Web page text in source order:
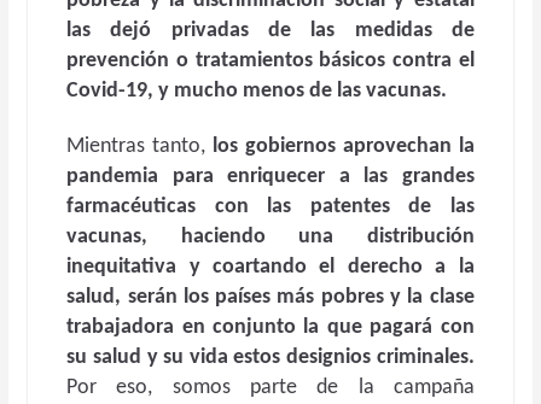
las dejó privadas de las medidas de
prevención o tratamientos básicos contra el
Covid-19, y mucho menos de las vacunas.
Mientras tanto, los gobiernos aprovechan la
pandemia para enriquecer a las grandes
farmacéuticas con las patentes de las
vacunas, haciendo una distribución
inequitativa y coartando el derecho a la
salud, serán los países más pobres y la clase
trabajadora en conjunto la que pagará con
su salud y su vida estos designios criminales.
Por eso, somos parte de la campaña